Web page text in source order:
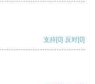
支持[0] 反对[0]